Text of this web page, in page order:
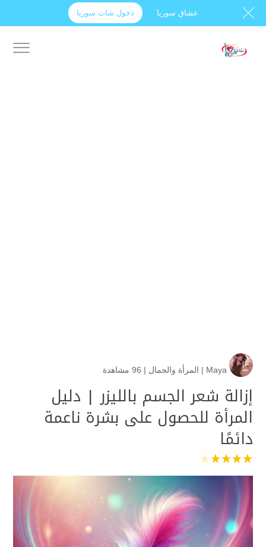
عشاق سوريا دخول شات سوريا
Maya
| المرأة والجمال | 96 مشاهدة
إزالة شعر الجسم بالليزر | دليل
المرأة للحصول على بشرة ناعمة
دائمًا